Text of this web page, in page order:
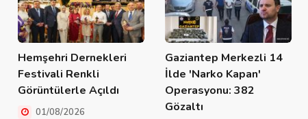
Hemşehri Dernekleri
Festivali Renkli
Görüntülerle Açıldı
01/08/2026
Gaziantep Merkezli 14
İlde 'Narko Kapan'
Operasyonu: 382
Gözaltı